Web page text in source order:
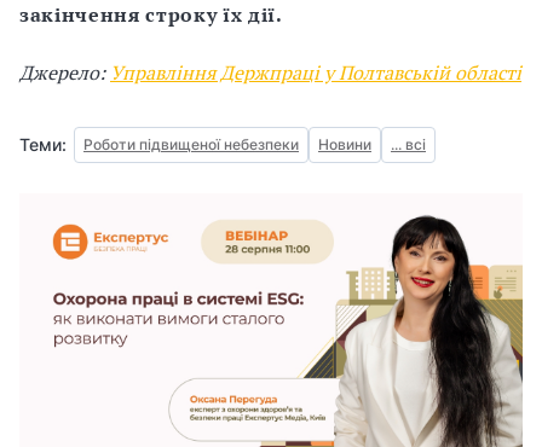
закінчення строку їх дії.
Джерело: Управління Держпраці у Полтавській області
Теми: Роботи підвищеної небезпеки Новини ... всі